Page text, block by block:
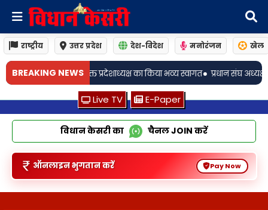
राष्ट्रीय उत्तर प्रदेश देश-विदेश मनोरंजन खेल
BREAKING NEWS
भव्य स्वागत • प्रधान संघ अध्यक्ष के भतीजे ने भाजयुमो के नवनियुक्त
Live TV E-Paper
विधान केसरी का चैनलJOIN करें
ऑनलाइन भुगतान करें Pay Now